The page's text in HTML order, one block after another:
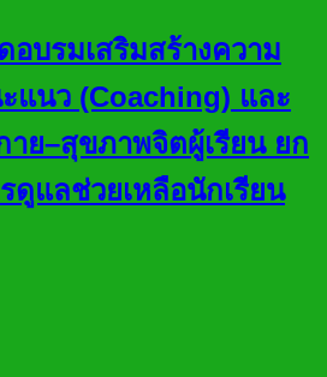
บรมเสริมสร้างความ
แนว (Coaching) และ
ย–สุขภาพจิตผู้เรียน ยก
แลช่วยเหลือนักเรียน